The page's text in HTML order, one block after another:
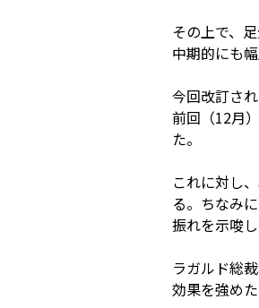
その上で、
中期的にも
今回改訂さ
前回（12月
た。
これに対し
る。ちなみ
振れを示唆
ラガルド総
効果を強め